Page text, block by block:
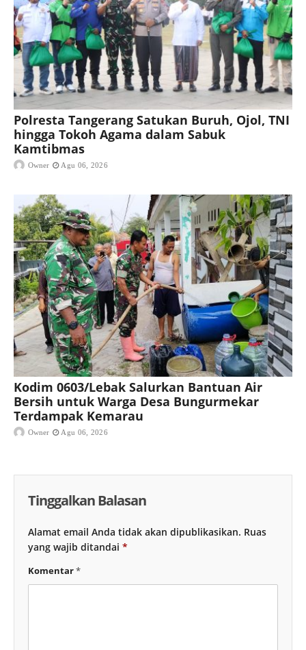
Polresta Tangerang Satukan Buruh, Ojol, TNI
hingga Tokoh Agama dalam Sabuk
Kamtibmas
Owner Agu 06, 2026
Kodim 0603/Lebak Salurkan Bantuan Air
Bersih untuk Warga Desa Bungurmekar
Terdampak Kemarau
Owner Agu 06, 2026
Tinggalkan Balasan
Alamat email Anda tidak akan dipublikasikan. Ruas
yang wajib ditandai *
Komentar*